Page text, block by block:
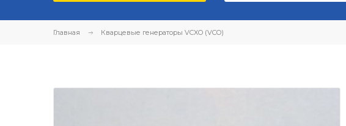
Главная Кварцевые генераторы VCXO (VCO)